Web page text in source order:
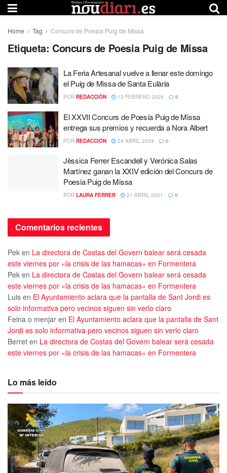
Home Tag Concurs de Poesia Puig de Missa
Etiqueta: Concurs de Poesia Puig de Missa
La Feria Artesanal vuelve a llenar este domingo
el Puig de Missa de Santa Eulària
POR REDACCIÓN 13 FEBRERO 2026 0
El XXVII Concurs de Poesía Puig de Missa
entrega sus premios y recuerda a Nora Albert
POR REDACCIÓN 24 ABRIL 2024 0
Jèssica Ferrer Escandell y Verónica Salas
Martínez ganan la XXIV edición del Concurs de
Poesia Puig de Missa
POR LAURA FERRER 21 ABRIL 2021 0
Comentarios recientes
Pek en La directora de Costas del Govern balear será cesada
este viernes por «la crisis de las hamacas» en Formentera
Pek en La directora de Costas del Govern balear será cesada
este viernes por «la crisis de las hamacas» en Formentera
Luis en El Ayuntamiento aclara que la pantalla de Sant Jordi es
solo informativa pero vecinos siguen sin verlo claro
Feina o menjar en El Ayuntamiento aclara que la pantalla de Sant
Jordi es solo informativa pero vecinos siguen sin verlo claro
Berret en La directora de Costas del Govern balear será cesada
este viernes por «la crisis de las hamacas» en Formentera
Lo más leído